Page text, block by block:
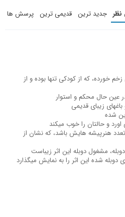
نظر جدید ترین قدیمی ترین پرسش ها
خورده، که از کودکی تنها بوده و از
عین حال محکم و استوار
زیبای قدیمی
شده
و حالتان را خوب میکند
هنرپیشه هایش باشد، که نشان از
مشغول دوبله این اثر زیباست
شده این اثر را به نمایش میگذارد